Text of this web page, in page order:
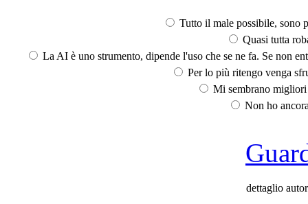
Tutto il male possibile, sono
Quasi tutta
La AI è uno strumento, dipende l'uso che se ne fa. Se non
Per lo più ritengo venga
Mi sembrano
Non ho
dettaglio